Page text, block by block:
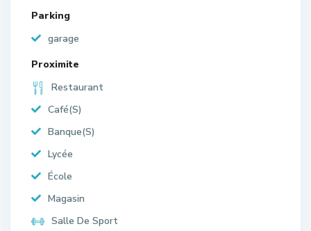
Parking
garage
Proximite
Restaurant
Café(S)
Banque(S)
Lycée
École
Magasin
Salle De Sport